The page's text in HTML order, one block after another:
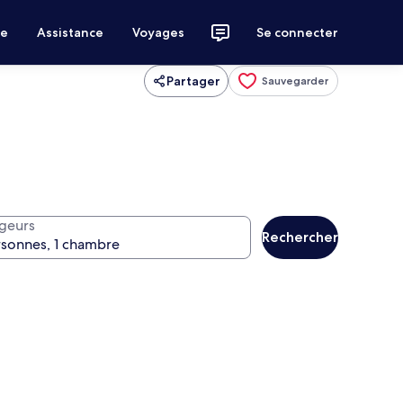
Assistance Voyages Se connecter
Partager Sauvegarder
Rechercher